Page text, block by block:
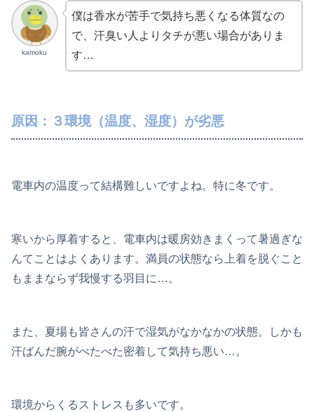
kamoku
僕は香水が苦手で気持ち悪くなる体質なの
で、汗臭い人よりタチが悪い場合がありま
す…
原因：３環境（温度、湿度）が劣悪
電車内の温度って結構難しいですよね。特に冬です。
寒いから厚着すると、電車内は暖房効きまくって暑過ぎな
んてことはよくあります。満員の状態なら上着を脱ぐこと
もままならず我慢する羽目に…。
また、夏場も皆さんの汗で湿気がなかなかの状態。しかも
汗ばんだ腕がべたべた密着して気持ち悪い…。
環境からくるストレスも多いです。